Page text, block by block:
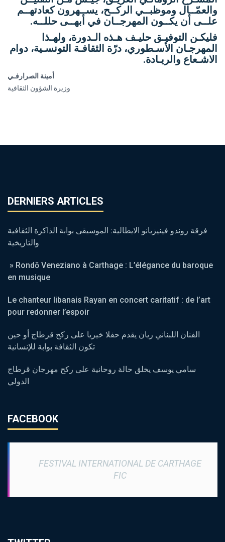
والعمّــال وموظبــي الركــح، يســهرون كعادتهــم
علــى أن يكــون المهرجــان في أبهــى حللــه.
فليكـن التوفيـق حليـف هـذه الـدورة، ولهـذا
المهرجـان الأسـطوري، درّة الثقافـة التونسـية، دوام
الاشـعاع والريـادة.
أمينة الصرارفـي
وزيرة الشؤون الثقافية
DERNIERS ARTICLES
فرقة روندو فينيزيانو الايطالية: الموسيقى بوابة الذاكرة الثقافية
والتاريخية
» Rondō Veneziano à Carthage : L’élégance du baroque
en musique
Le chanteur libanais Rayan en concert caritatif : de l’art
pour redonner l’espoir
الفنان اللبناني ريان يقدم حفلا خيريا على ركح قرطاج أو حين
تكون الثقافة بوابة للإنسانية
سامي يوسف يخلق حالة روحانية على ركح مهرجان قرطاج
الدولي
FACEBOOK
FESTIVAL INTERNATIONAL DE CARTHAGE
FIC